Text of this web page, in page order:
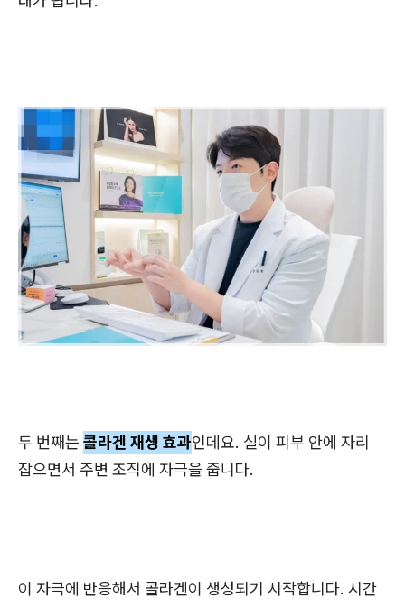
두 번째는 콜라겐 재생 효과인데요. 실이 피부 안에 자리
잡으면서 주변 조직에 자극을 줍니다.
이 자극에 반응해서 콜라겐이 생성되기 시작합니다. 시간